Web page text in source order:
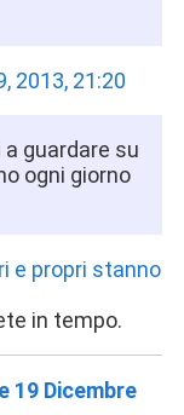
2013, 21:20
guardare su
ogni giorno
e propri stanno
in tempo.
19 Dicembre